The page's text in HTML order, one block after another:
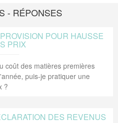
- RÉPONSES
POUR HAUSSE
PRIX
coût des matières premières
puis-je pratiquer une
?
DES REVENUS